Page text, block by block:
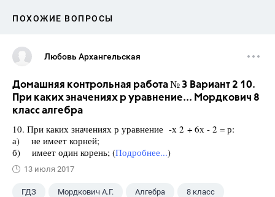
ПОХОЖИЕ ВОПРОСЫ
Любовь Архангельская
Домашняя контрольная работа № 3 Вариант 2 10.
При каких значениях р уравнение... Мордкович 8
класс алгебра
10. При каких значениях р уравнение -х 2 + 6х - 2 = р:
а) не имеет корней;
б) имеет один корень; (Подробнее...)
13 июля 2017
ГДЗ Мордкович А.Г. Алгебра 8 класс